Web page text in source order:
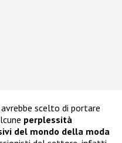
scelto di portare
perplessità
del mondo della moda